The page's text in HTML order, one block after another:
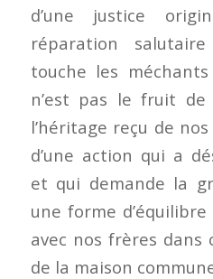
d’une justice
réparation
touche les
n’est pas le fruit
l’héritage reçu de
d’une action qui a
et qui demande la
une forme
avec nos frères
de la maison